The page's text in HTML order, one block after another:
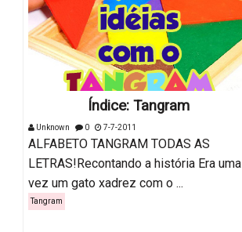
Índice: Tangram
Unknown 0 7-7-2011
ALFABETO TANGRAM TODAS AS
LETRAS!Recontando a história Era uma
vez um gato xadrez com o ...
Tangram